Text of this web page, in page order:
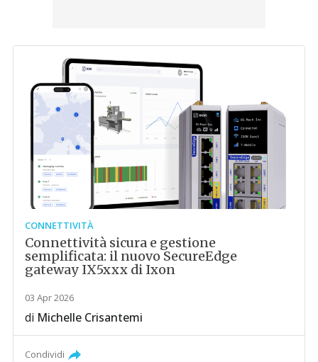
CONNETTIVITÀ
Connettività sicura e gestione
semplificata: il nuovo SecureEdge
gateway IX5xxx di Ixon
03 Apr 2026
di Michelle Crisantemi
Condividi